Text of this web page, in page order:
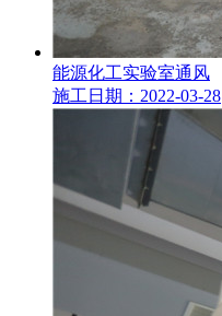
能源化工实验室通风
施工日期：2022-03-28